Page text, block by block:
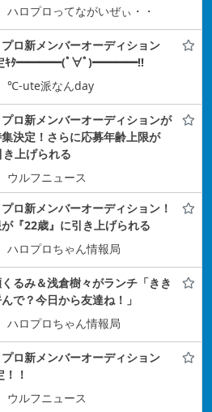
ハロプロってながいぜぃ・・
プロ新メンバーオーディション
定ｷﾀ━━━━(ﾟ∀ﾟ)━━━━!!
℃-ute派なんday
プロ新メンバーオーディションが
決定！さらに応募年齢上限が
き上げられる
ウルフニュース
プロ新メンバーオーディション！
『22歳』に引き上げられる
ハロプロちゃん情報局
くるみ＆浅倉樹々がランチ「きき
で？今日から友達ね！」
ハロプロちゃん情報局
プロ新メンバーオーディション
！
ウルフニュース